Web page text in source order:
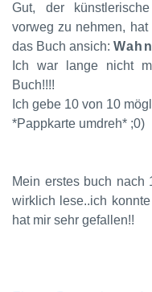
Gut, der
vorweg zu nehmen,
das Buch ansich:
Ich war lange nicht
Buch!!!!
Ich gebe 10 von 10
*Pappkarte umdreh* ;0)
Mein erstes buch nach
wirklich lese..ich
hat mir sehr gefallen!!